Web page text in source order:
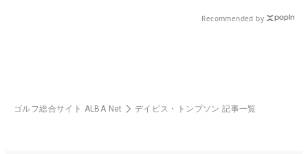
Recommended by
ゴルフ総合サイト ALBA Net デイビス・トンプソン 記事一覧